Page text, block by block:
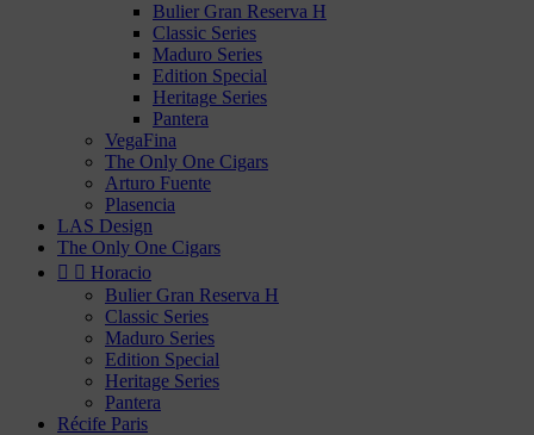
Bulier Gran Reserva H
Classic Series
Maduro Series
Edition Special
Heritage Series
Pantera
VegaFina
The Only One Cigars
Arturo Fuente
Plasencia
LAS Design
The Only One Cigars
  Horacio
Bulier Gran Reserva H
Classic Series
Maduro Series
Edition Special
Heritage Series
Pantera
Récife Paris